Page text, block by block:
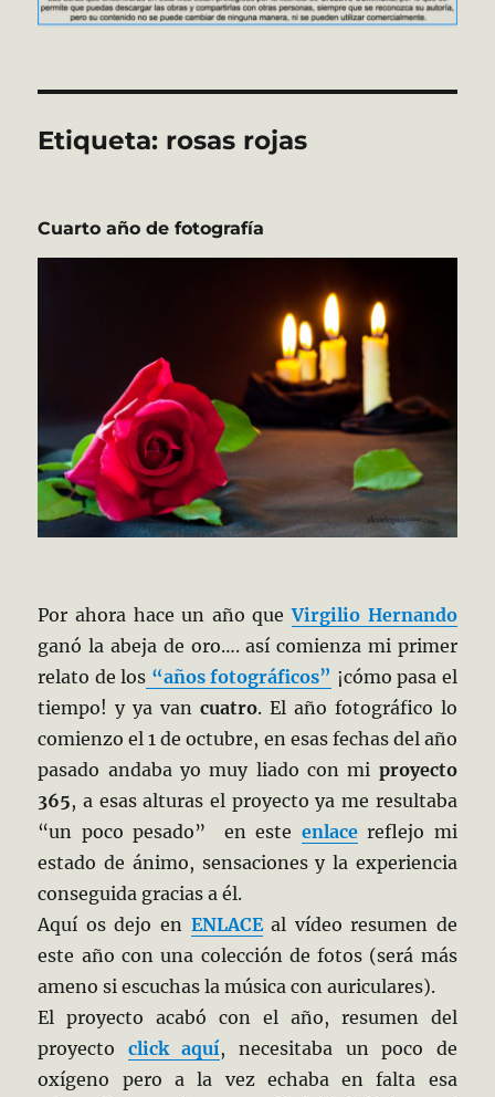
Etiqueta: rosas rojas
Cuarto año de fotografía
Por ahora hace un año queVirgilio Hernando
ganó la abeja de oro…. así comienza mi primer
relato de los “años fotográficos” ¡cómo pasa el
tiempo! y ya van cuatro. El año fotográfico lo
comienzo el 1 de octubre, en esas fechas del año
pasado andaba yo muy liado con mi proyecto
365, a esas alturas el proyecto ya me resultaba
“un poco pesado” en este enlacereflejo mi
estado de ánimo, sensaciones y la experiencia
conseguida gracias a él.
Aquí os dejo en ENLACEal vídeo resumen de
este año con una colección de fotos (será más
ameno si escuchas la música con auriculares).
El proyecto acabó con el año, resumen del
proyecto click aquí, necesitaba un poco de
oxígeno pero a la vez echaba en falta esa